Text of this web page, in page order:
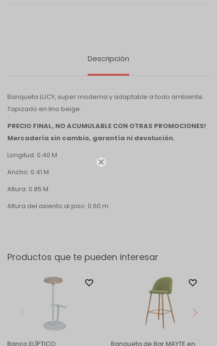

Descripción
Banqueta LUCY, super moderna y adaptable a todo ambiente.
Tapizado en lino beige.
PRECIO FINAL, NO ACUMULABLE CON OTRAS PROMOCIONES!
Mercadería sin cambio, garantía ni devolución.
Longitud: 0.40 M
Ancho: 0.41 M
Altura: 0.85 M
Altura del asiento al piso: 0.60 m
Productos que te pueden interesar
Banco ELÍPTICO
Banqueta de Bar MAYTE en